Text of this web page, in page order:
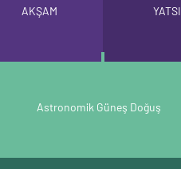
AKŞAM YATSI
Astronomik Güneş Doğuş